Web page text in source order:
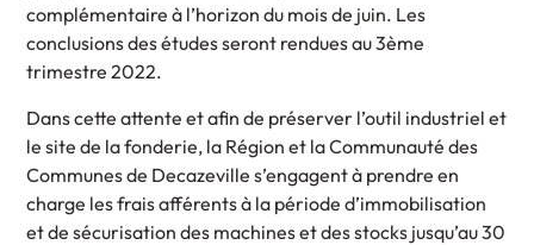
complémentaire à l’horizon du mois de juin. Les
conclusions des études seront rendues au 3ème
trimestre 2022.
Dans cette attente et afin de préserver l’outil industriel et
le site de la fonderie, la Région et la Communauté des
Communes de Decazeville s’engagent à prendre en
charge les frais afférents à la période d’immobilisation
et de sécurisation des machines et des stocks jusqu’au 30